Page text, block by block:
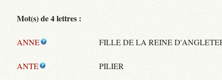
Mot(s) de 4 lettres :
ANNE FILLE DE LA REINE
ANTE PILIER